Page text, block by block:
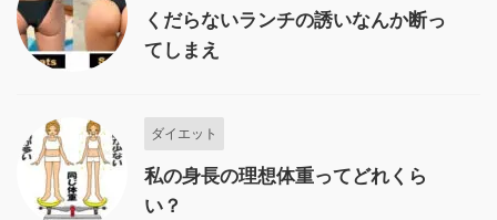
くだらないランチの誘いなんか断っ
てしまえ
ダイエット
私の身長の理想体重ってどれくら
い？